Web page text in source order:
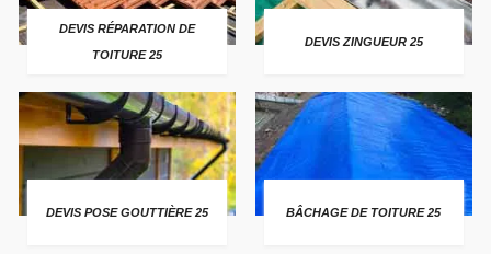
DEVIS RÉPARATION DE
TOITURE 25
DEVIS ZINGUEUR 25
DEVIS POSE GOUTTIÈRE 25 BÂCHAGE DE TOITURE 25